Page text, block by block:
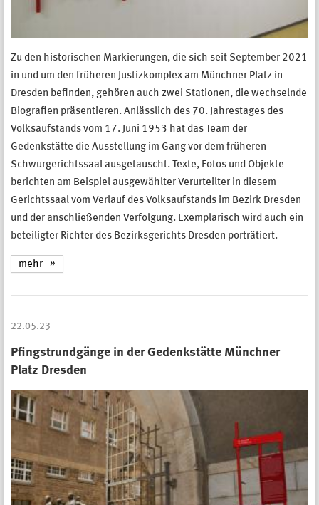
Zu den historischen Markierungen, die sich seit September 2021
in und um den früheren Justizkomplex am Münchner Platz in
Dresden befinden, gehören auch zwei Stationen, die wechselnde
Biografien präsentieren. Anlässlich des 70. Jahrestages des
Volksaufstands vom 17. Juni 1953 hat das Team der
Gedenkstätte die Ausstellung im Gang vor dem früheren
Schwurgerichtssaal ausgetauscht. Texte, Fotos und Objekte
berichten am Beispiel ausgewählter Verurteilter in diesem
Gerichtssaal vom Verlauf des Volksaufstands im Bezirk Dresden
und der anschließenden Verfolgung. Exemplarisch wird auch ein
beteiligter Richter des Bezirksgerichts Dresden porträtiert.
mehr
22.05.23
Pfingstrundgänge in der Gedenkstätte Münchner
Platz Dresden